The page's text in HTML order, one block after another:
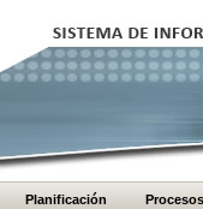
Planificación Procesos